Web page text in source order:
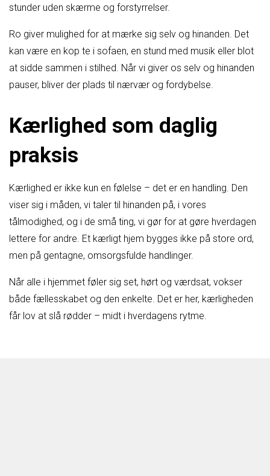
stunder uden skærme og forstyrrelser.
Ro giver mulighed for at mærke sig selv og hinanden. Det
kan være en kop te i sofaen, en stund med musik eller blot
at sidde sammen i stilhed. Når vi giver os selv og hinanden
pauser, bliver der plads til nærvær og fordybelse.
Kærlighed som daglig
praksis
Kærlighed er ikke kun en følelse – det er en handling. Den
viser sig i måden, vi taler til hinanden på, i vores
tålmodighed, og i de små ting, vi gør for at gøre hverdagen
lettere for andre. Et kærligt hjem bygges ikke på store ord,
men på gentagne, omsorgsfulde handlinger.
Når alle i hjemmet føler sig set, hørt og værdsat, vokser
både fællesskabet og den enkelte. Det er her, kærligheden
får lov at slå rødder – midt i hverdagens rytme.